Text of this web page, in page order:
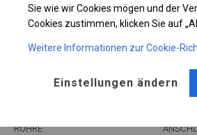
KONSTRUKTION
WINTER PLUS
ROHRE
Sie wie wir Cookies mögen und der
Cookies zustimmen, klicken Sie auf
Weitere Informationen zur Cookie-
Einstellungen ändern